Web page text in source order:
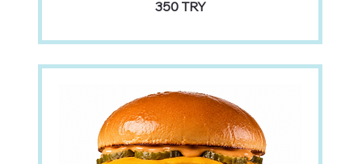
‏350 TRY